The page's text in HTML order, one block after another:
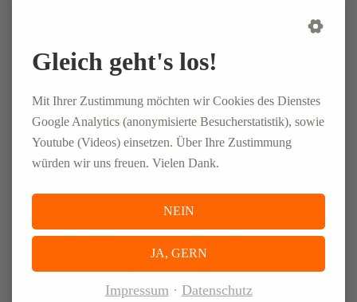
einfachen Worten, was ELSEN macht?
ELSEN ist für Logistik von A-Z verantwortlich!
Eine Unternehmensgruppe, vier Geschäftsbereiche und
zahlreiche Karrieremöglichkeiten! Jetzt unsere offenen Stellen
deutschlandweit entdecken!
Gleich geht's los!
Mit Ihrer Zustimmung möchten wir Cookies des Dienstes
Google Analytics (anonymisierte Besucherstatistik), sowie
Youtube (Videos) einsetzen. Über Ihre Zustimmung
würden wir uns freuen. Vielen Dank.
NEIN
JA, GERN
Impressum Datenschutz